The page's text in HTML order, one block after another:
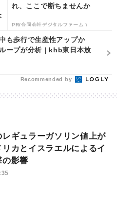
れ、ここで断ちませんか
PR(合同会社デジタルファーム )
も歩行で生産性アップか
ープが分析 | khb東日本放
Recommended by
レギュラーガソリン値上が
カとイスラエルによるイ
の影響